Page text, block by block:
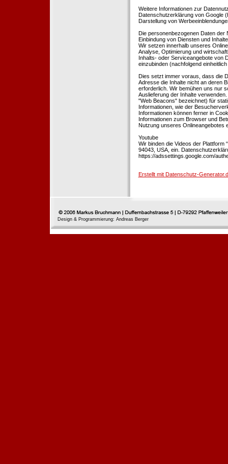
Weitere Informationen zur
Datenschutzerklärung von Google
Darstellung von
Die personenbezogenen Daten der
Einbindung von Diensten und
Wir setzen innerhalb unseres
Analyse, Optimierung und
Inhalts- oder Serviceangebote von
einzubinden (nachfolgend
Dies setzt immer voraus, dass die
Adresse die Inhalte nicht an deren
erforderlich. Wir bemühen uns nur
Auslieferung der Inhalte
"Web Beacons" bezeichnet) für
Informationen, wie der
Informationen können ferner in
Informationen zum Browser und
Nutzung unseres Onlineangebotes
Youtube
Wir binden die Videos der Plattform
94043, USA, ein.
https://adssettings.google.com/
Erstellt mit Datenschutz-
Design & Programmierung: Andreas Berger